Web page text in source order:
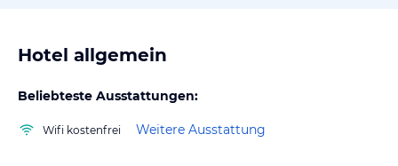
Hotel allgemein
Beliebteste Ausstattungen:
Wifi kostenfrei Weitere Ausstattung